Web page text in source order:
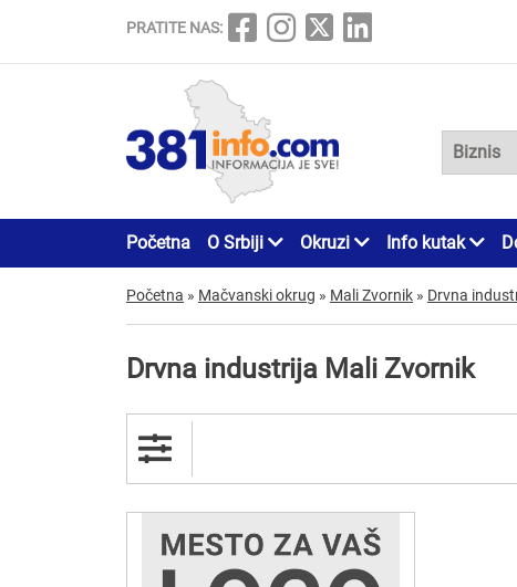
PRATITE NAS:
Početna O Srbiji Okruzi Info kutak
Početna » Mačvanski okrug » Mali Zvornik » Drvna
Drvna industrija Mali Zvornik